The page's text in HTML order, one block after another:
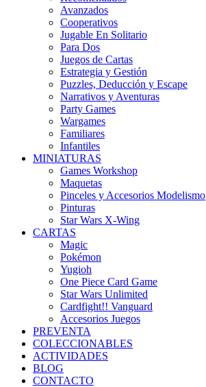
Avanzados
Cooperativos
Jugable En Solitario
Para Dos
Juegos de Cartas
Estrategia y Gestión
Puzzles, Deducción y Escape
Narrativos y Aventuras
Party Games
Wargames
Familiares
Infantiles
MINIATURAS
Games Workshop
Maquetas
Pinceles y Accesorios Modelismo
Pinturas
Star Wars X-Wing
CARTAS
Magic
Pokémon
Yugioh
One Piece Card Game
Star Wars Unlimited
Cardfight!! Vanguard
Accesorios Juegos
PREVENTA
COLECCIONABLES
ACTIVIDADES
BLOG
CONTACTO